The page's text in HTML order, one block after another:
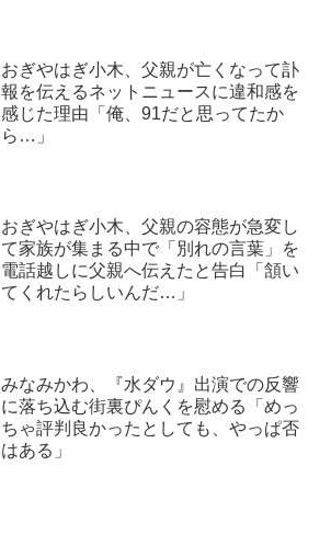
おぎやはぎ小木、父親が亡くなって訃
報を伝えるネットニュースに違和感を
感じた理由「俺、91だと思ってたか
ら…」
おぎやはぎ小木、父親の容態が急変し
て家族が集まる中で「別れの言葉」を
電話越しに父親へ伝えたと告白「頷い
てくれたらしいんだ…」
みなみかわ、『水ダウ』出演での反響
に落ち込む街裏ぴんくを慰める「めっ
ちゃ評判良かったとしても、やっぱ否
はある」